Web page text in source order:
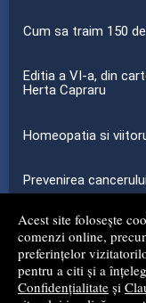
Acest site folosește
comenzi online,
preferințelor
pentru a citi și a
Confidențialitate și
Cum sa traim 150
Editia a VI-a, din
Herta Capraru
Homeopatia si
Prevenirea
...toate știrile
© 2008 - 2026